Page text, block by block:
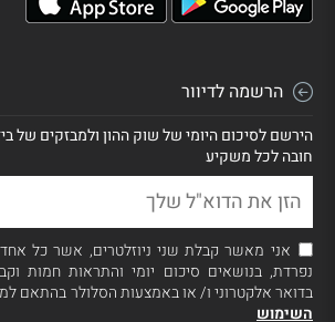
הרשמה לדיוור
הירשם לסיכום היומי של שוק ההון ולמבזקים של
חובה לכל משקיע
אני מאשר קבלת שני ניוזלטרים, אשר כל
נפרדת, בנושאים סיכום יומי והתראות חמות
בדואר אלקטרוני ו/ או באמצעות הסלולר בהתאם
השימוש